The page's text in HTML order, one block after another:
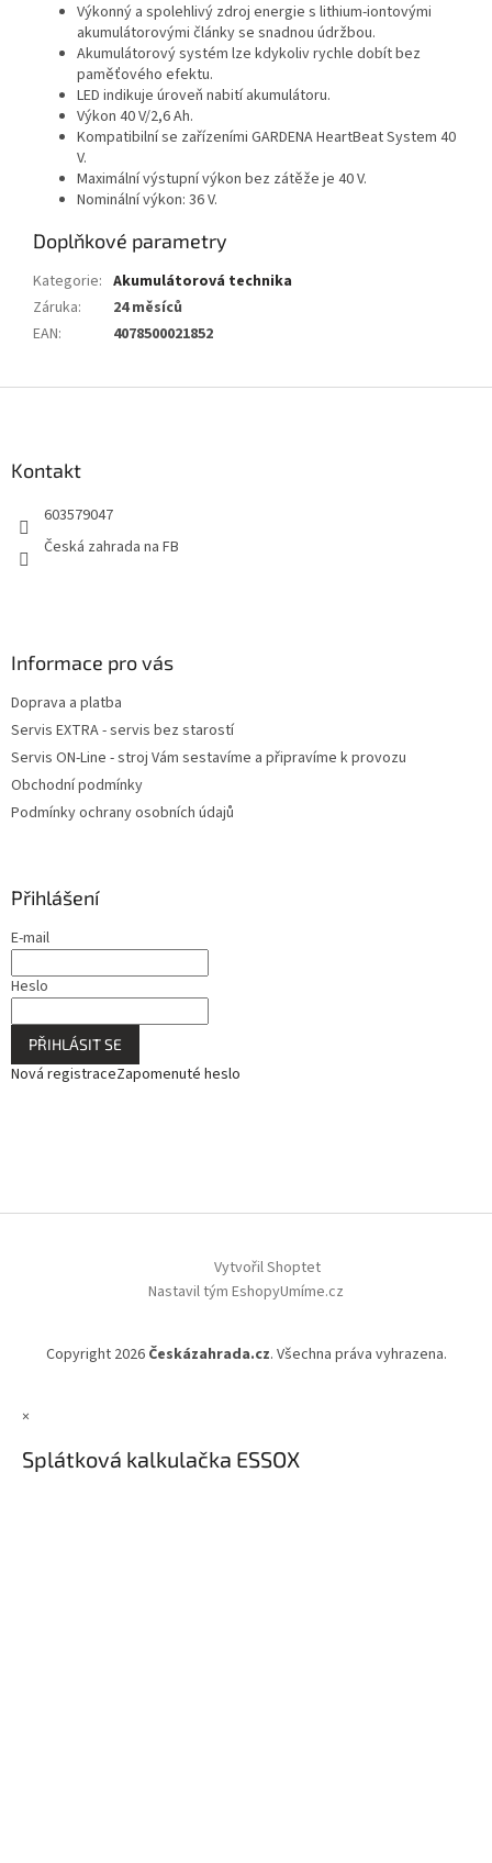
Výkonný a spolehlivý zdroj energie s lithium-iontovými
akumulátorovými články se snadnou údržbou.
Akumulátorový systém lze kdykoliv rychle dobít bez
paměťového efektu.
LED indikuje úroveň nabití akumulátoru.
Výkon 40 V/2,6 Ah.
Kompatibilní se zařízeními GARDENA HeartBeat System 40
V.
Maximální výstupní výkon bez zátěže je 40 V.
Nominální výkon: 36 V.
Doplňkové parametry
Kategorie: Akumulátorová technika
Záruka:
24 měsíců
EAN: 4078500021852
Kontakt
603579047
Česká zahrada na FB
Informace pro vás
Doprava a platba
Servis EXTRA - servis bez starostí
Servis ON-Line - stroj Vám sestavíme a připravíme k provozu
Obchodní podmínky
Podmínky ochrany osobních údajů
Přihlášení
E-mail
Heslo
PŘIHLÁSIT SE
Nová registraceZapomenuté heslo
Vytvořil Shoptet
Nastavil tým EshopyUmíme.cz
Copyright 2026 Českázahrada.cz. Všechna práva vyhrazena.
×
Splátková kalkulačka ESSOX